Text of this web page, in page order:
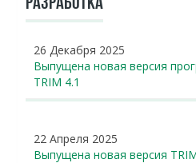
РАЗРАБОТКА
26 Декабря 2025
Выпущена новая версия
TRIM 4.1
22 Апреля 2025
Выпущена новая версия